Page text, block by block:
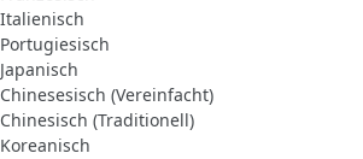
Italienisch
Portugiesisch
Japanisch
Chinesesisch (Vereinfacht)
Chinesisch (Traditionell)
Koreanisch